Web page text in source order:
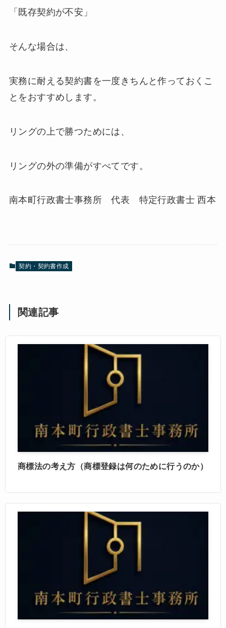
「既存契約が不安」
そんな場合は、
実務に耐える契約書を一度きちんと作っておくこ
とをおすすめします。
リングの上で勝つためには、
リングの外の準備がすべてです。
南本町行政書士事務所 代表 特定行政書士 西本
契約・契約書作成
関連記事
商標法の考え方（商標登録は何のために行うのか）